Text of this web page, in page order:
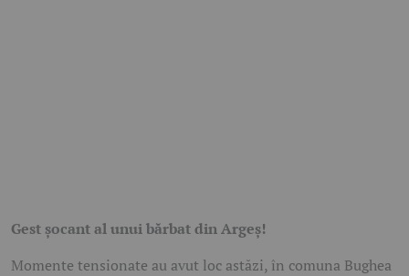
Gest șocant al unui bărbat din Argeș!
Momente tensionate au avut loc astăzi, în comuna Bughea